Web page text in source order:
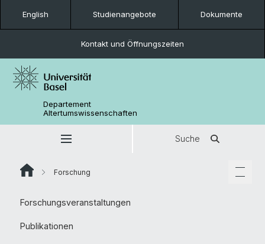
English Studienangebote Dokumente
Kontakt und Öffnungszeiten
Departement
Altertumswissenschaften
Suche
Forschung
Forschungsveranstaltungen
Publikationen